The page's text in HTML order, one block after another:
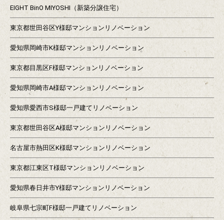
EIGHT BinO MIYOSHI（新築分譲住宅）
東京都世田谷区Y様邸マンションリノベーション
愛知県岡崎市K様邸マンションリノベーション
東京都目黒区F様邸マンションリノベーション
愛知県岡崎市A様邸マンションリノベーション
愛知県愛西市S様邸一戸建てリノベーション
東京都世田谷区A様邸マンションリノベーション
名古屋市熱田区K様邸マンションリノベーション
東京都江東区T様邸マンションリノベーション
愛知県春日井市Y様邸マンションリノベーション
岐阜県七宗町F様邸一戸建てリノベーション